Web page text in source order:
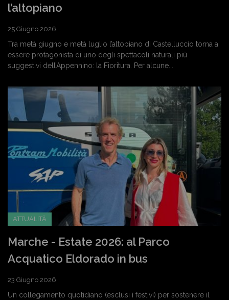
l’altopiano
25 Giugno 2026
Tra metà giugno e metà luglio l’altopiano di Castelluccio torna a
essere protagonista di uno degli spettacoli naturali più
suggestivi dell’Appennino: la Fioritura. Per alcune...
ATTUALITÀ
Marche - Estate 2026: al Parco
Acquatico Eldorado in bus
23 Giugno 2026
Un collegamento quotidiano (esclusi i festivi) per sostenere il